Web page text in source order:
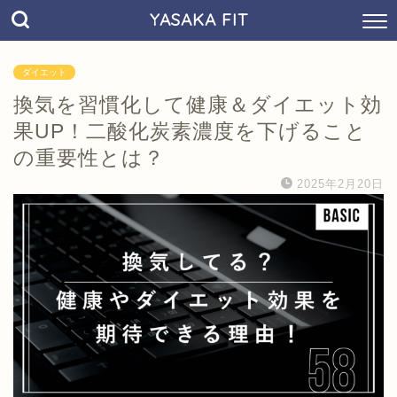
YASAKA FIT
ダイエット
換気を習慣化して健康＆ダイエット効
果UP！二酸化炭素濃度を下げること
の重要性とは？
2025年2月20日